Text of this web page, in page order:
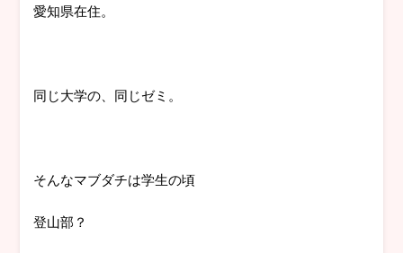
愛知県在住。
同じ大学の、同じゼミ。
そんなマブダチは学生の頃
登山部？